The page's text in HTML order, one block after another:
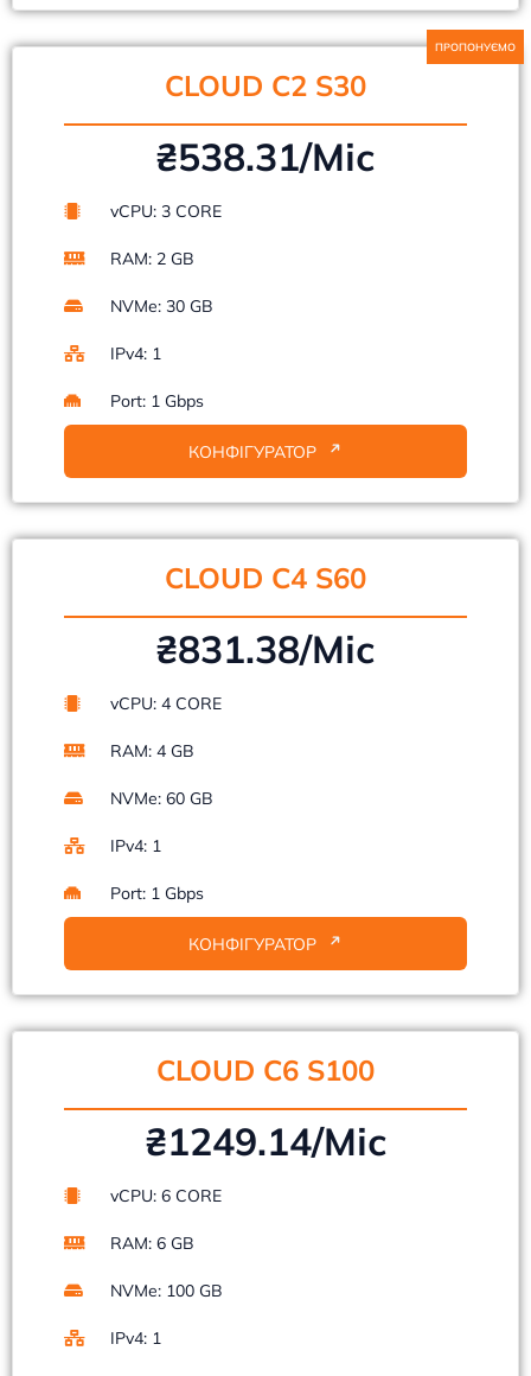
ПРОПОНУЄМО
CLOUD C2 S30
₴538.31/Mіс
vCPU: 3 CORE
RAM: 2 GB
NVMe: 30 GB
IPv4: 1
Port: 1 Gbps
КОНФІГУРАТОР
CLOUD C4 S60
₴831.38/Mіс
vCPU: 4 CORE
RAM: 4 GB
NVMe: 60 GB
IPv4: 1
Port: 1 Gbps
КОНФІГУРАТОР
CLOUD C6 S100
₴1249.14/Mіс
vCPU: 6 CORE
RAM: 6 GB
NVMe: 100 GB
IPv4: 1